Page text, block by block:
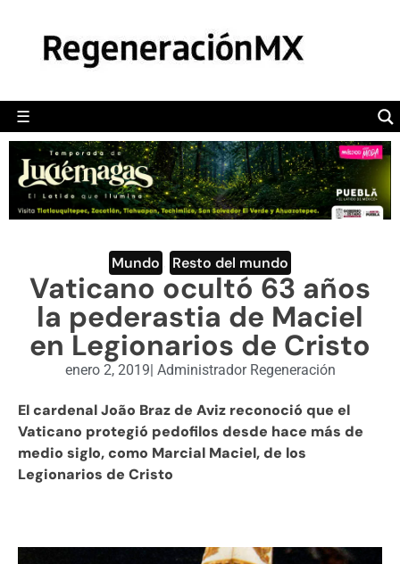
☰
POLÍTICA
CAMALEÓN
OPINIÓN
DEPORTES
ENGLISH SECTION
VIDEOS
Mundo Resto del mundo
Vaticano ocultó 63 años
la pederastia de Maciel
en Legionarios de Cristo
enero 2, 2019| Administrador Regeneración
El cardenal João Braz de Aviz reconoció que el
Vaticano protegió pedofilos desde hace más de
medio siglo, como Marcial Maciel, de los
Legionarios de Cristo